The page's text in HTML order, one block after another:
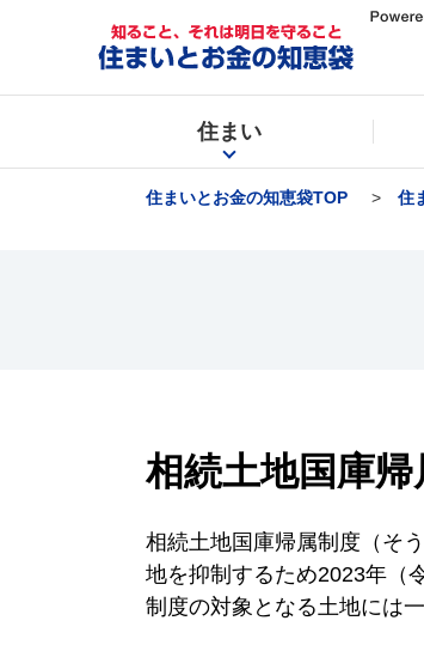
住まい
住まいとお金の知恵袋TOP 住
相続土地国庫帰
相続土地国庫帰属制度（そ
地を抑制するため2023年（
制度の対象となる土地には